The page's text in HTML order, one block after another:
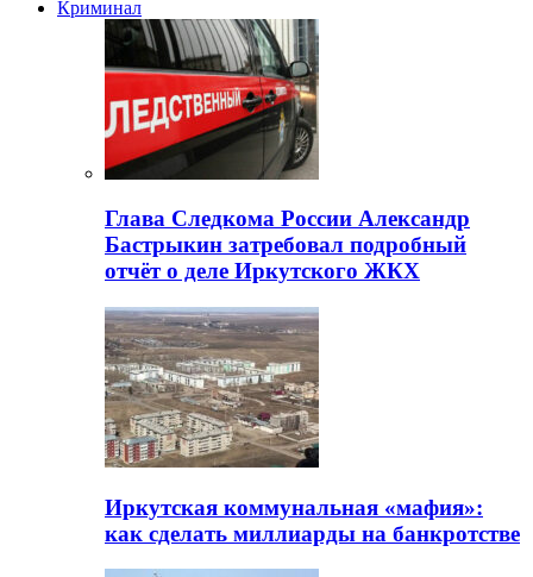
Криминал
Глава Следкома России Александр
Бастрыкин затребовал подробный
отчёт о деле Иркутского ЖКХ
Иркутская коммунальная «мафия»:
как сделать миллиарды на банкротстве